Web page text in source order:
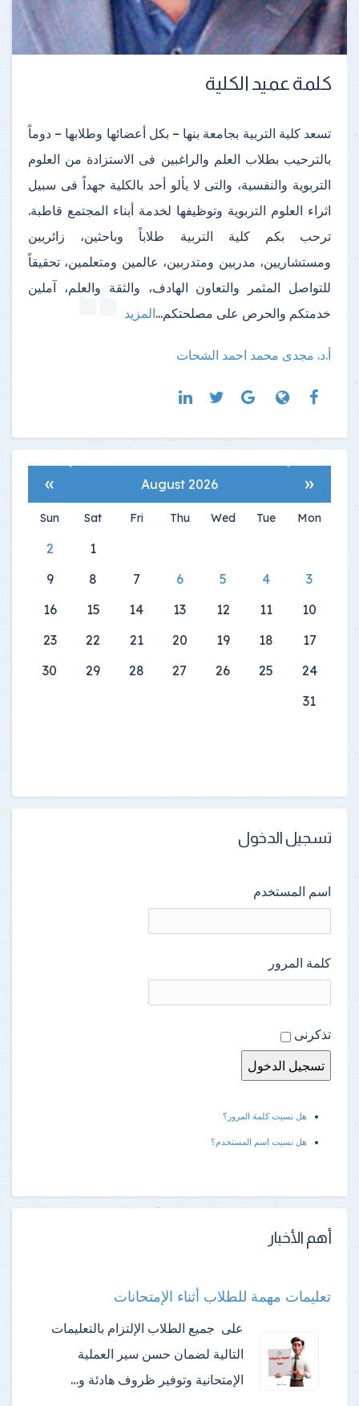
كلمة عميد الكلية
تسعد كلية التربية بجامعة بنها – بكل أعضائها وطلابها – دوماً
بالترحيب بطلاب العلم والراغبين فى الاستزادة من العلوم
التربوية والنفسية، والتى لا يألو أحد بالكلية جهداً فى سبيل
اثراء العلوم التربوية وتوظيفها لخدمة أبناء المجتمع قاطبة.
ترحب بكم كلية التربية طلاباً وباحثين، زائريين
ومستشاريين، مدربين ومتدربين، عالمين ومتعلمين، تحقيقاً
للتواصل المثمر والتعاون الهادف، والثقة والعلم، آملين
خدمتكم والحرص على مصلحتكم...المزيد
أ.د. مجدى محمد احمد الشحات
«
August 2026
»
Mon
Tue
Wed
Thu
Fri
Sat
Sun
1
2
3
4
5
6
7
8
9
10
11
12
13
14
15
16
17
18
19
20
21
22
23
24
25
26
27
28
29
30
31
تسجيل الدخول
اسم المستخدم
كلمة المرور
تذكرنى
هل نسيت كلمة المرور؟
هل نسيت اسم المستخدم؟
أهم الأخبار
تعليمات مهمة للطلاب أثناء الإمتحانات
على جميع الطلاب الإلتزام بالتعليمات
التالية لضمان حسن سير العملية
الإمتحانية وتوفير ظروف هادئة و…